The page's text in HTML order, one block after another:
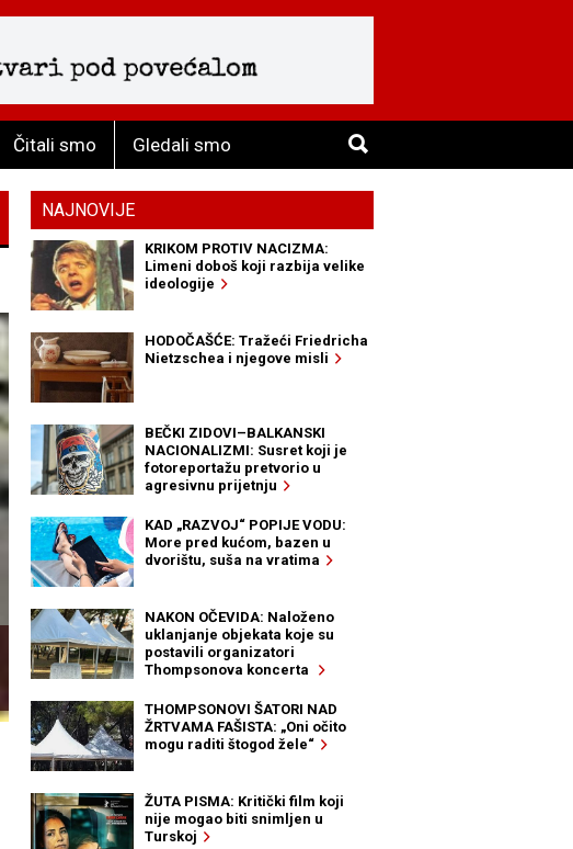
Čitali smo Gledali smo
NAJNOVIJE
KRIKOM PROTIV NACIZMA:
Limeni doboš koji razbija velike
ideologije
HODOČAŠĆE: Tražeći Friedricha
Nietzschea i njegove misli
BEČKI ZIDOVI–BALKANSKI
NACIONALIZMI: Susret koji je
fotoreportažu pretvorio u
agresivnu prijetnju
KAD „RAZVOJ“ POPIJE VODU:
More pred kućom, bazen u
dvorištu, suša na vratima
NAKON OČEVIDA: Naloženo
uklanjanje objekata koje su
postavili organizatori
Thompsonova koncerta
THOMPSONOVI ŠATORI NAD
ŽRTVAMA FAŠISTA: „Oni očito
mogu raditi štogod žele“
ŽUTA PISMA: Kritički film koji
nije mogao biti snimljen u
Turskoj